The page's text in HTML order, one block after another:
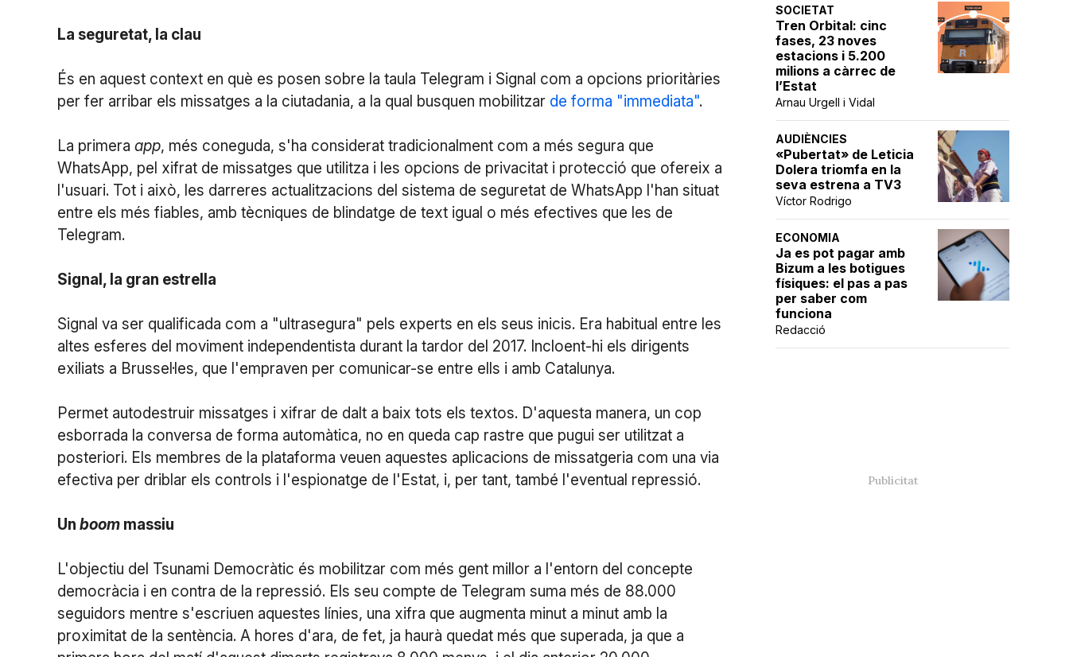
SOCIETAT
Tren Orbital: cinc
fases, 23 noves
estacions i 5.200
milions a càrrec de
l’Estat
Arnau Urgell i Vidal
AUDIÈNCIES
«Pubertat» de Leticia
Dolera triomfa en la
seva estrena a TV3
Víctor Rodrigo
ECONOMIA
Ja es pot pagar amb
Bizum a les botigues
físiques: el pas a pas
per saber com
funciona
Redacció
La seguretat, la clau
És en aquest context en què es posen sobre la taula Telegram i Signal com a opcions prioritàries
per fer arribar els missatges a la ciutadania, a la qual busquen mobilitzar de forma "immediata".
La primera app, més coneguda, s'ha considerat tradicionalment com a més segura que
WhatsApp, pel xifrat de missatges que utilitza i les opcions de privacitat i protecció que ofereix a
l'usuari. Tot i això, les darreres actualitzacions del sistema de seguretat de WhatsApp l'han situat
entre els més fiables, amb tècniques de blindatge de text igual o més efectives que les de
Telegram.
Signal, la gran estrella
Signal va ser qualificada com a "ultrasegura" pels experts en els seus inicis. Era habitual entre les
altes esferes del moviment independentista durant la tardor del 2017. Incloent-hi els dirigents
exiliats a Brussel·les, que l'empraven per comunicar-se entre ells i amb Catalunya.
Permet autodestruir missatges i xifrar de dalt a baix tots els textos. D'aquesta manera, un cop
esborrada la conversa de forma automàtica, no en queda cap rastre que pugui ser utilitzat a
posteriori. Els membres de la plataforma veuen aquestes aplicacions de missatgeria com una via
efectiva per driblar els controls i l'espionatge de l'Estat, i, per tant, també l'eventual repressió.
Un boom massiu
L'objectiu del Tsunami Democràtic és mobilitzar com més gent millor a l'entorn del concepte
democràcia i en contra de la repressió. Els seu compte de Telegram suma més de 88.000
seguidors mentre s'escriuen aquestes línies, una xifra que augmenta minut a minut amb la
proximitat de la sentència. A hores d'ara, de fet, ja haurà quedat més que superada, ja que a